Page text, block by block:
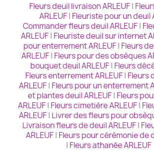
Fleurs deuil livraison ARLEUF|
ARLEUF| Fleuriste pour un deuil
Commander fleurs deuil ARLEUF|
ARLEUF| Fleuriste deuil sur internet
pour enterrement ARLEUF| Fleurs
ARLEUF| Fleurs pour des obsèques
bouquet deuil ARLEUF| Fleurs
Fleurs enterrement ARLEUF| Fleurs
ARLEUF| Fleurs pour un enterrement
et plantes deuil ARLEUF| Fleurs
ARLEUF| Fleurs cimetière ARLEUF|
ARLEUF| Livrer des fleurs pour
Livraison fleurs de deuil ARLEUF|
ARLEUF| Fleurs pour cérémonie de
| Fleurs athanée ARLEUF